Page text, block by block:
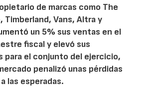
de marcas como The
Timberland, Vans, Altra y
un 5% sus ventas en el
fiscal y elevó sus
para el conjunto del ejercicio,
penalizó unas pérdidas
las esperadas.